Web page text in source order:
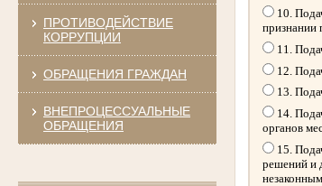
ПРОТИВОДЕЙСТВИЕ
КОРРУПЦИИ
ОБРАЩЕНИЯ ГРАЖДАН
ВНЕПРОЦЕССУАЛЬНЫЕ
ОБРАЩЕНИЯ
10.
признании
11.
12.
13.
14.
органов
15.
решений и